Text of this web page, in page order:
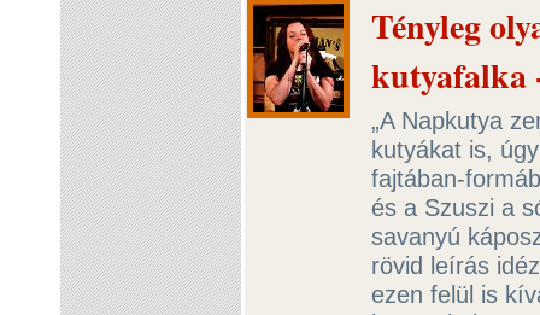
Tényleg
kutyafalka
„A Napkutya
kutyákat is,
fajtában-
és a Szuszi a
savanyú
rövid leírás
ezen felül is